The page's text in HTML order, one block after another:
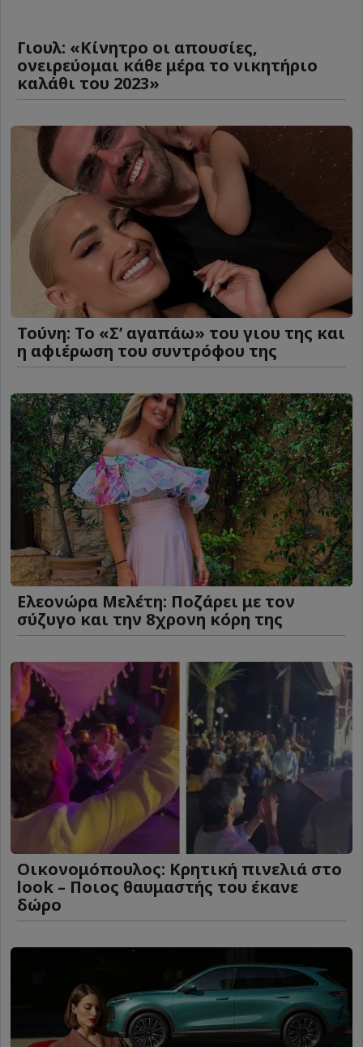
Γιουλ: «Κίνητρο οι απουσίες,
ονειρεύομαι κάθε μέρα το νικητήριο
καλάθι του 2023»
Τούνη: Το «Σ’ αγαπάω» του γιου της και
η αφιέρωση του συντρόφου της
Ελεονώρα Μελέτη: Ποζάρει με τον
σύζυγο και την 8χρονη κόρη της
Οικονομόπουλος: Κρητική πινελιά στο
look – Ποιος θαυμαστής του έκανε
δώρο